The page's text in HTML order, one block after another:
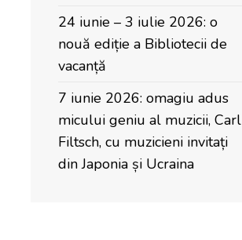
24 iunie – 3 iulie 2026: o
nouă ediție a Bibliotecii de
vacanță
7 iunie 2026: omagiu adus
micului geniu al muzicii, Carl
Filtsch, cu muzicieni invitați
din Japonia și Ucraina